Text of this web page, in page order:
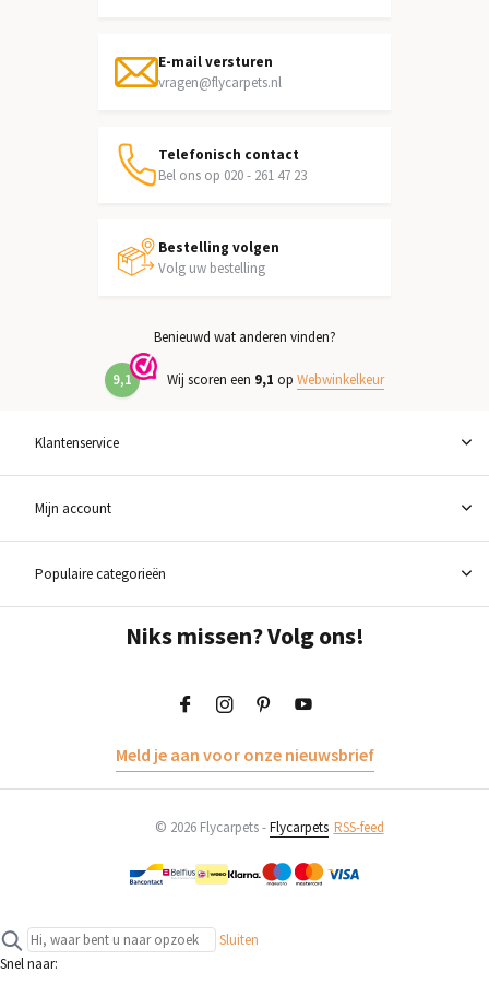
E-mail versturen
vragen@flycarpets.nl
Telefonisch contact
Bel ons op 020 - 261 47 23
Bestelling volgen
Volg uw bestelling
Benieuwd wat anderen vinden?
9,1 Wij scoren een 9,1 op Webwinkelkeur
Klantenservice
Mijn account
Populaire categorieën
Niks missen? Volg ons!
Meld je aan voor onze nieuwsbrief
© 2026 Flycarpets -Flycarpets RSS-feed
Sluiten
Snel naar: